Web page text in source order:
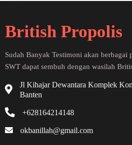
British Propolis
Sudah Banyak Testimoni akan berbagai
SWT dapat sembuh dengan wasilah
Jl Kihajar Dewantara Komplek
Banten
+628164214148
okbanillah@gmail.com